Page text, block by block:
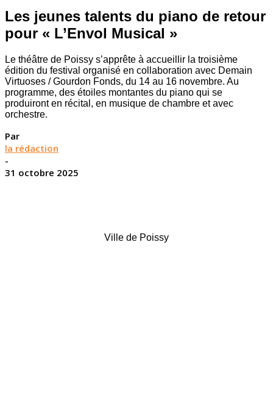
Les jeunes talents du piano de retour
pour « L’Envol Musical »
Le théâtre de Poissy s’apprête à accueillir la troisième
édition du festival organisé en collaboration avec Demain
Virtuoses / Gourdon Fonds, du 14 au 16 novembre. Au
programme, des étoiles montantes du piano qui se
produiront en récital, en musique de chambre et avec
orchestre.
Par
la rédaction
-
31 octobre 2025
Ville de Poissy